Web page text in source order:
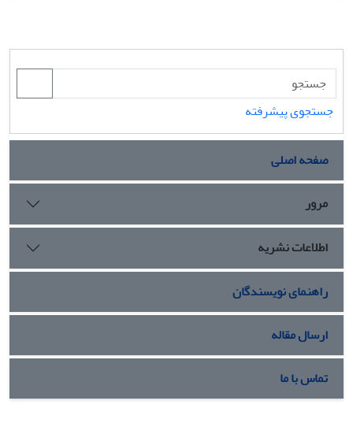
جستجوی پیشرفته
صفحه اصلی
مرور
اطلاعات نشریه
راهنمای نویسندگان
ارسال مقاله
تماس با ما